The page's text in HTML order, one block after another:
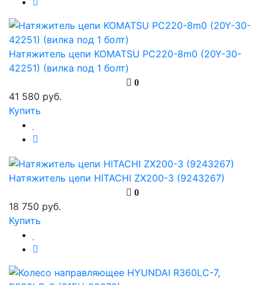
Натяжитель цепи KOMATSU PC220-8m0 (20Y-30-
42251) (вилка под 1 болт)
0
41 580 руб.
Купить
Натяжитель цепи HITACHI ZX200-3 (9243267)
0
18 750 руб.
Купить